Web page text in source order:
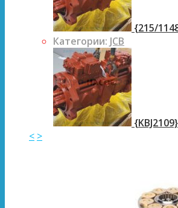
{215/
Категории: JCB
< >